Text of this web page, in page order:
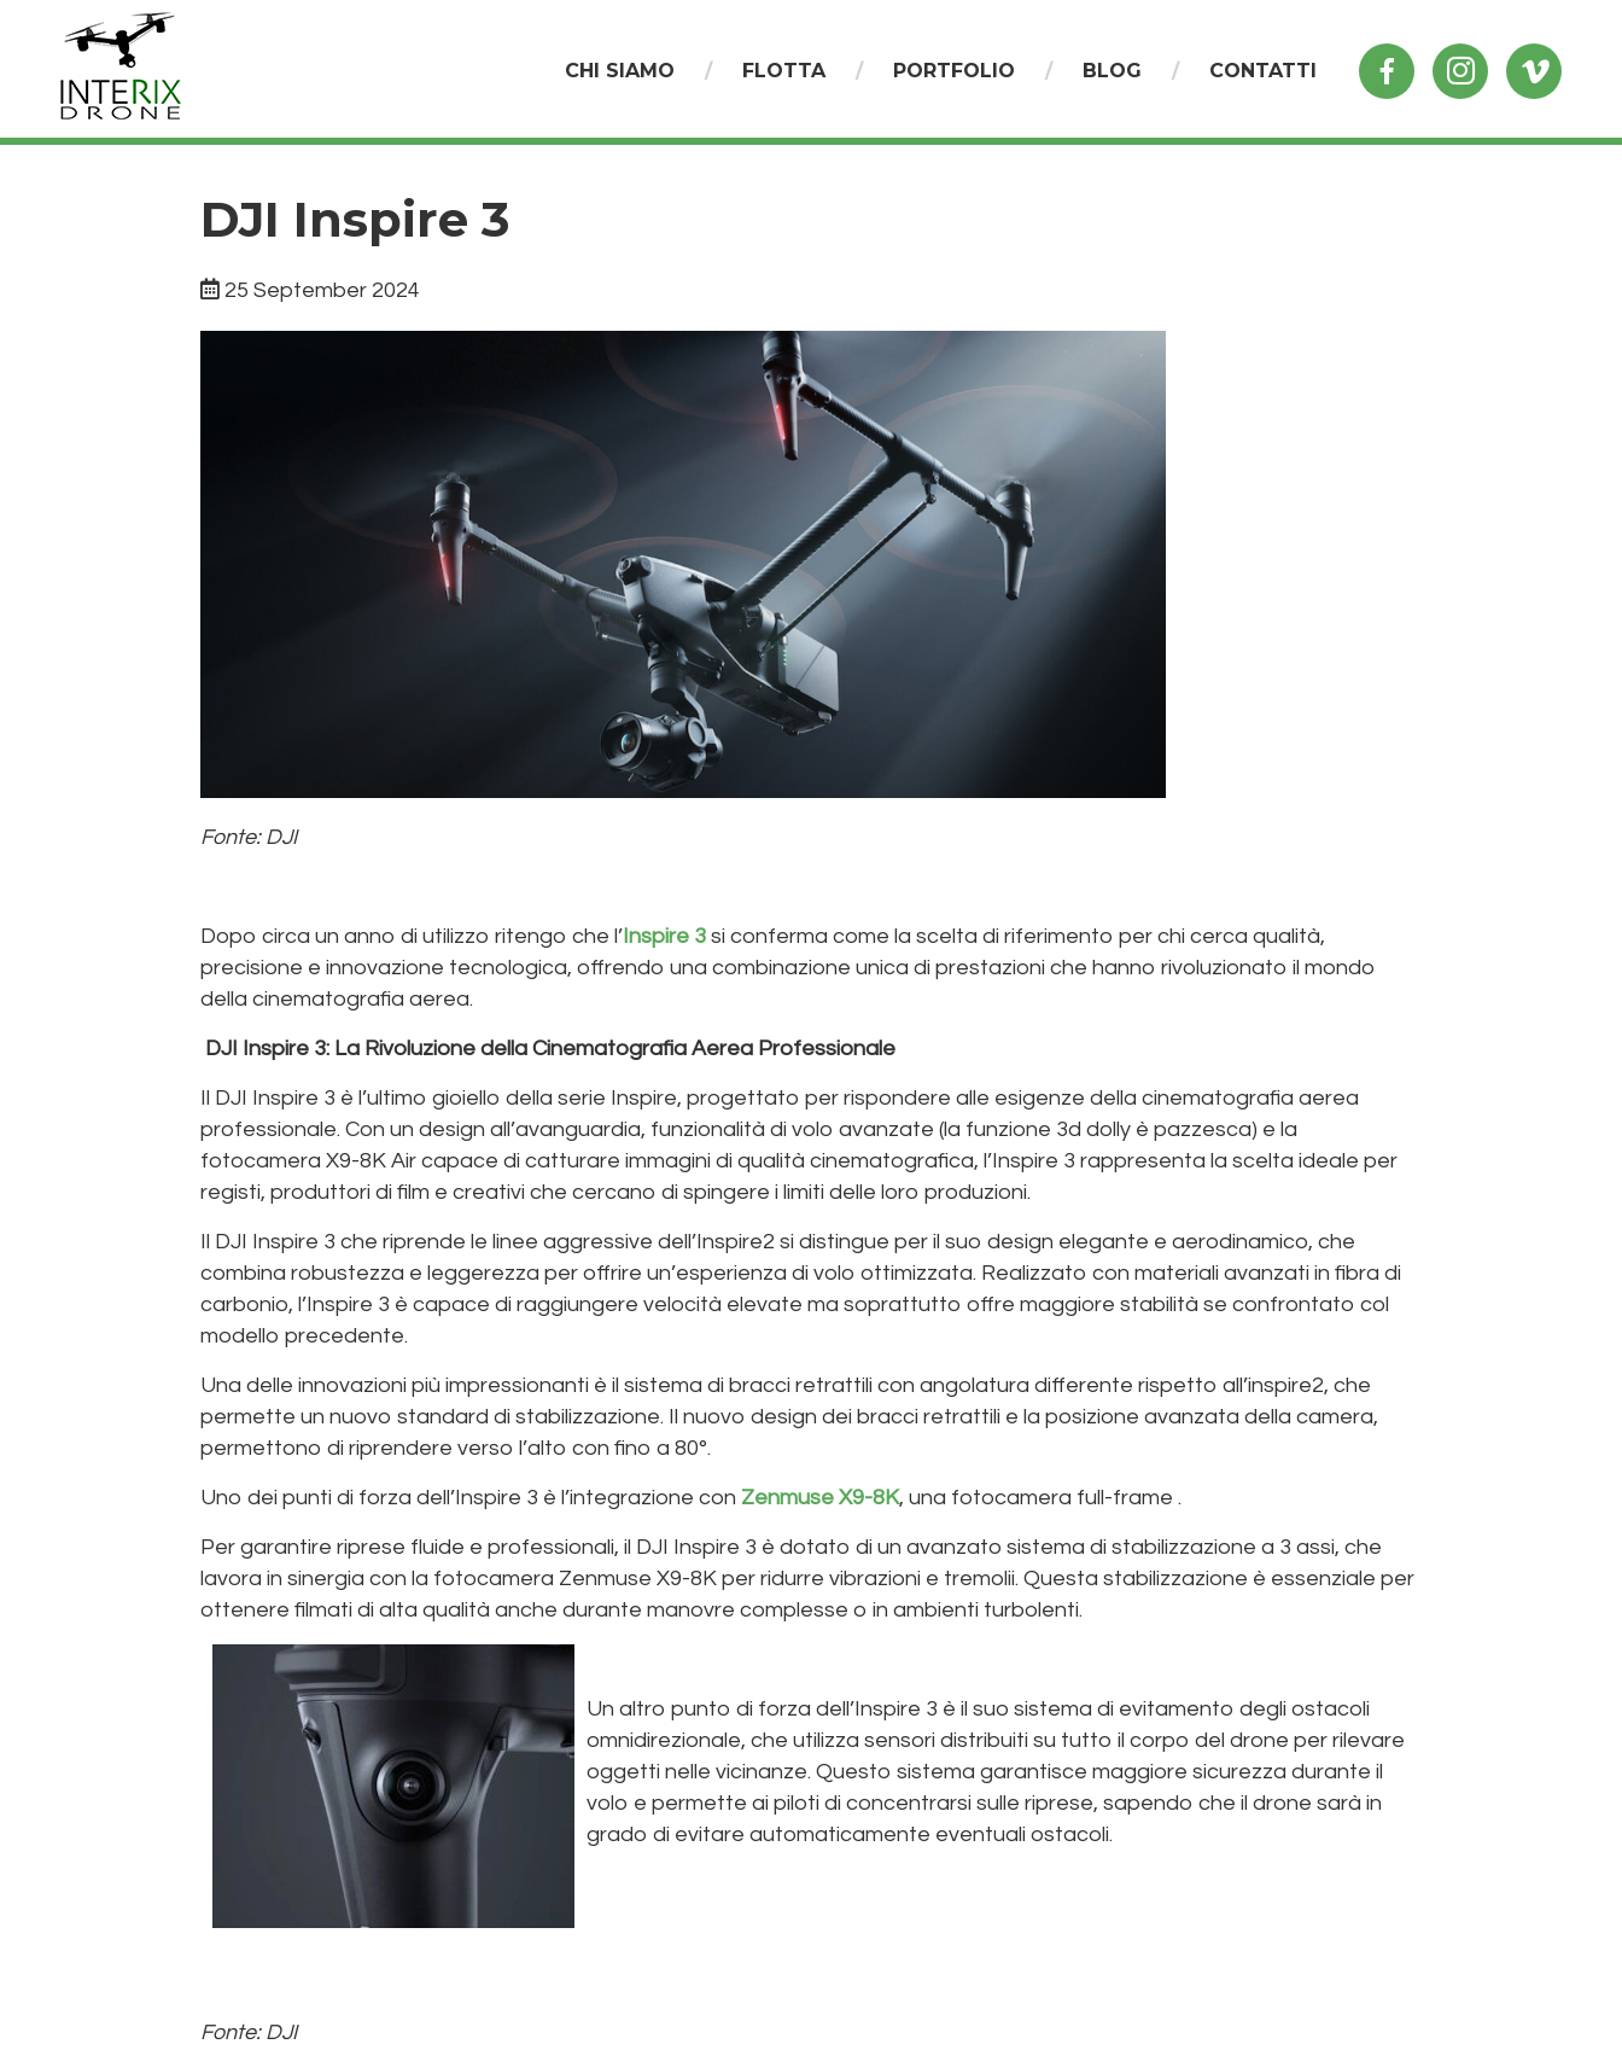
CHI SIAMO FLOTTA PORTFOLIO BLOG CONTATTI
DJI Inspire 3
25 September 2024
Fonte: DJI
Dopo circa un anno di utilizzo ritengo che l’Inspire 3 si conferma come la scelta di riferimento per chi cerca qualità,
precisione e innovazione tecnologica, offrendo una combinazione unica di prestazioni che hanno rivoluzionato il mondo
della cinematografia aerea.
DJI Inspire 3: La Rivoluzione della Cinematografia Aerea Professionale
Il DJI Inspire 3 è l’ultimo gioiello della serie Inspire, progettato per rispondere alle esigenze della cinematografia aerea
professionale. Con un design all’avanguardia, funzionalità di volo avanzate (la funzione 3d dolly è pazzesca) e la
fotocamera X9-8K Air capace di catturare immagini di qualità cinematografica, l’Inspire 3 rappresenta la scelta ideale per
registi, produttori di film e creativi che cercano di spingere i limiti delle loro produzioni.
Il DJI Inspire 3 che riprende le linee aggressive dell’Inspire2 si distingue per il suo design elegante e aerodinamico, che
combina robustezza e leggerezza per offrire un’esperienza di volo ottimizzata. Realizzato con materiali avanzati in fibra di
carbonio, l’Inspire 3 è capace di raggiungere velocità elevate ma soprattutto offre maggiore stabilità se confrontato col
modello precedente.
Una delle innovazioni più impressionanti è il sistema di bracci retrattili con angolatura differente rispetto all’inspire2, che
permette un nuovo standard di stabilizzazione. Il nuovo design dei bracci retrattili e la posizione avanzata della camera,
permettono di riprendere verso l’alto con fino a 80°.
Uno dei punti di forza dell’Inspire 3 è l’integrazione con Zenmuse X9-8K, una fotocamera full-frame .
Per garantire riprese fluide e professionali, il DJI Inspire 3 è dotato di un avanzato sistema di stabilizzazione a 3 assi, che
lavora in sinergia con la fotocamera Zenmuse X9-8K per ridurre vibrazioni e tremolii. Questa stabilizzazione è essenziale per
ottenere filmati di alta qualità anche durante manovre complesse o in ambienti turbolenti.
Un altro punto di forza dell’Inspire 3 è il suo sistema di evitamento degli ostacoli
omnidirezionale, che utilizza sensori distribuiti su tutto il corpo del drone per rilevare
oggetti nelle vicinanze. Questo sistema garantisce maggiore sicurezza durante il
volo e permette ai piloti di concentrarsi sulle riprese, sapendo che il drone sarà in
grado di evitare automaticamente eventuali ostacoli.
Fonte: DJI